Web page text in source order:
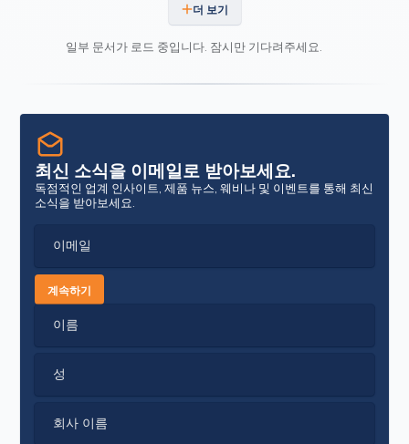
더 보기
일부 문서가 로드 중입니다. 잠시만 기다려주세요.
최신 소식을 이메일로 받아보세요.
독점적인 업계 인사이트, 제품 뉴스, 웨비나 및 이벤트를 통해 최신
소식을 받아보세요.
이메일
계속하기
이름
성
회사 이름